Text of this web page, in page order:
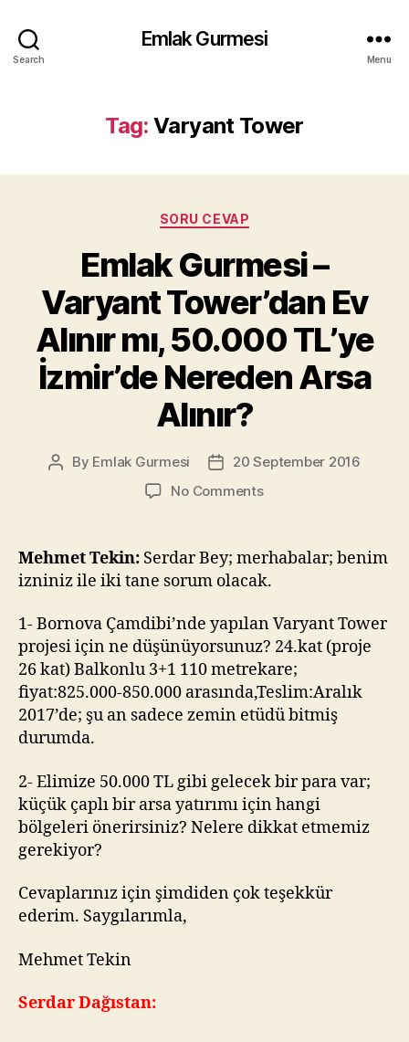
Search
Emlak Gurmesi
Menu
Tag: Varyant Tower
Categories
SORU CEVAP
Emlak Gurmesi –
Varyant Tower’dan Ev
Alınır mı, 50.000 TL’ye
İzmir’de Nereden Arsa
Alınır?
Post
By Emlak Gurmesi
Post20 September 2016
No Commentson
–
Tower’dan
Alınır
mı,
50.000
TL’ye
İzmir’de
Alınır?
Mehmet Tekin: Serdar Bey; merhabalar; benim
izniniz ile iki tane sorum olacak.
1- Bornova Çamdibi’nde yapılan Varyant Tower
projesi için ne düşünüyorsunuz? 24.kat (proje
26 kat) Balkonlu 3+1 110 metrekare;
fiyat:825.000-850.000 arasında,Teslim:Aralık
2017’de; şu an sadece zemin etüdü bitmiş
durumda.
2- Elimize 50.000 TL gibi gelecek bir para var;
küçük çaplı bir arsa yatırımı için hangi
bölgeleri önerirsiniz? Nelere dikkat etmemiz
gerekiyor?
Cevaplarınız için şimdiden çok teşekkür
ederim. Saygılarımla,
Mehmet Tekin
Serdar Dağıstan: